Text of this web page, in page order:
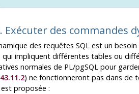
Exécuter des commandes
des requêtes SQL est un
qui impliquent différentes tables ou
normales de PL/pgSQLpour
) ne fonctionneront pas dans de
proposée :